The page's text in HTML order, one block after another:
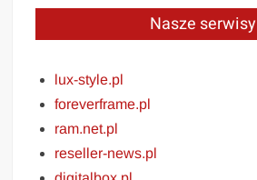
Nasze serwisy
lux-style.pl
foreverframe.pl
ram.net.pl
reseller-news.pl